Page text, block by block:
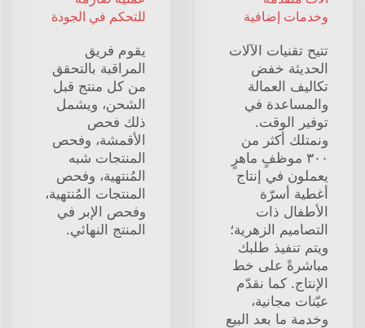
وخدمات إضافية
تتيح تقنيات الآلات
الحديثة خفض
تكاليف العمالة
والمساعدة في
توفير الوقت.
ونمتلك أكثر من
٣٠٠ موظفٍ ماهرٍ
يعملون في إنتاج
أغطية أسرّة
الأطفال ذات
التصاميم الزهرية؛
ويتم تنفيذ طلبك
مباشرةً على خط
الإنتاج. كما نقدّم
عيّنات مجانية،
وخدمة ما بعد البيع
للتحكم في الجودة
يقوم فريق
المراقبة بالتحقق
من كل منتج قبل
الشحن، ويشمل
ذلك فحص
الأقمشة، وفحص
المنتجات شبه
المُنتهية، وفحص
المنتجات المُنتهية،
وفحص الإبر في
المنتج النهائي.